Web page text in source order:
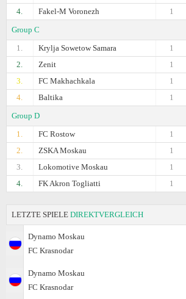
4.
Fakel-M Voronezh
1
Group C
1.
Krylja Sowetow Samara
1
2.
Zenit
1
3.
FC Makhachkala
1
4.
Baltika
1
Group D
1.
FC Rostow
1
2.
ZSKA Moskau
1
3.
Lokomotive Moskau
1
4.
FK Akron Togliatti 1
LETZTE SPIELE DIREKTVERGLEICH
Dynamo Moskau
FC Krasnodar
Dynamo Moskau
FC Krasnodar